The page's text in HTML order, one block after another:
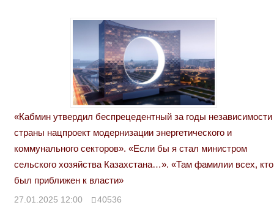
«Кабмин утвердил беспрецедентный за годы независимости
страны нацпроект модернизации энергетического и
коммунального секторов». «Если бы я стал министром
сельского хозяйства Казахстана…». «Там фамилии всех, кто
был приближен к власти»
27.01.2025 12:00 40536